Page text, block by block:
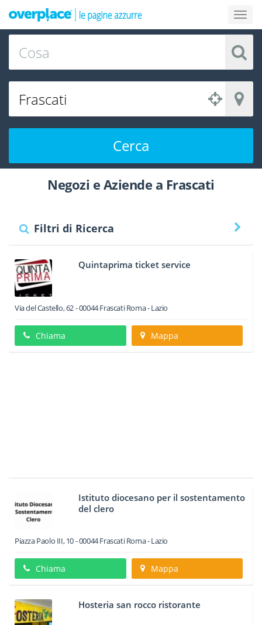
Cerca
Negozi e Aziende a Frascati
Filtri di Ricerca
Quintaprima ticket service
Via del Castello, 62-00044FrascatiRoma -Lazio
Chiama Mappa
Istituto diocesano per il sostentamento
del clero
Piazza Paolo III, 10-00044FrascatiRoma -Lazio
Chiama Mappa
Hosteria san rocco ristorante